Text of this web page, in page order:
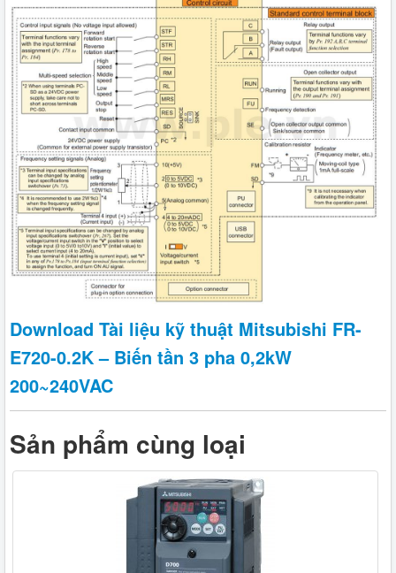
Download Tài liệu kỹ thuật Mitsubishi FR-
E720-0.2K – Biến tần 3 pha 0,2kW
200~240VAC
Sản phẩm cùng loại